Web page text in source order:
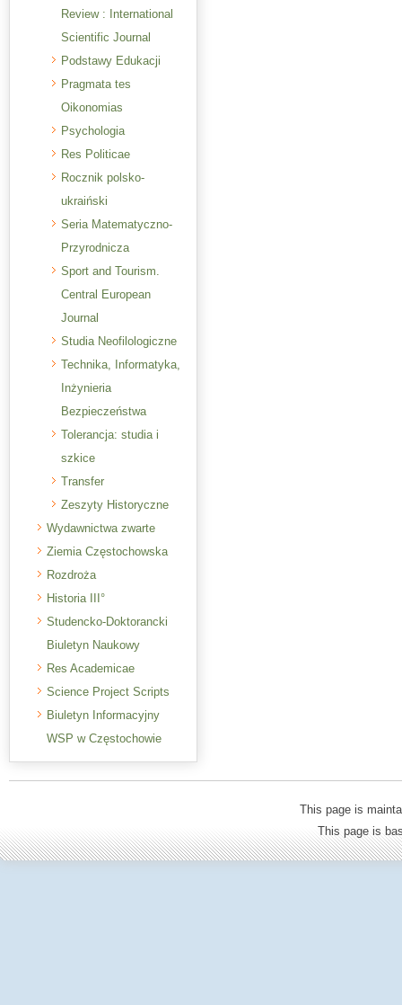
Review : International
Scientific Journal
Podstawy Edukacji
Pragmata tes
Oikonomias
Psychologia
Res Politicae
Rocznik polsko-
ukraiński
Seria Matematyczno-
Przyrodnicza
Sport and Tourism.
Central European
Journal
Studia Neofilologiczne
Technika, Informatyka,
Inżynieria
Bezpieczeństwa
Tolerancja: studia i
szkice
Transfer
Zeszyty Historyczne
Wydawnictwa zwarte
Ziemia Częstochowska
Rozdroża
Historia III°
Studencko-Doktorancki
Biuletyn Naukowy
Res Academicae
Science Project Scripts
Biuletyn Informacyjny
WSP w Częstochowie
This page is
This page is